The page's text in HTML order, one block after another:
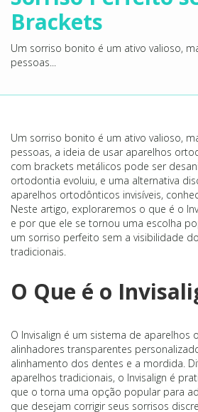
Brackets
Um sorriso bonito é um ativo valioso,
pessoas...
Um sorriso bonito é um ativo valioso,
pessoas, a ideia de usar aparelhos
com brackets metálicos pode ser
ortodontia evoluiu, e uma alternativa
aparelhos ortodônticos invisíveis,
Neste artigo, exploraremos o que é o
e por que ele se tornou uma escolha
um sorriso perfeito sem a visibilidade
tradicionais.
O Que é o
O Invisalign é um sistema de aparelhos
alinhadores transparentes
alinhamento dos dentes e a mordida.
aparelhos tradicionais, o Invisalign é
que o torna uma opção popular para
que desejam corrigir seus sorrisos